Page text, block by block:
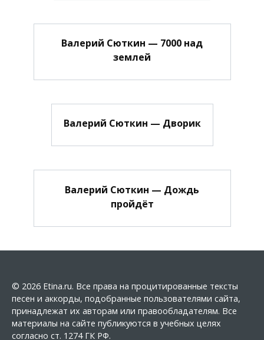
Валерий Сюткин — 7000 над
землей
Валерий Сюткин — Дворик
Валерий Сюткин — Дождь
пройдёт
© 2026 Etina.ru. Все права на процитированные тексты
песен и аккорды, подобранные пользователями сайта,
принадлежат их авторам или правообладателям. Все
материалы на сайте публикуются в учебных целях
согласно ст. 1274 ГК РФ.